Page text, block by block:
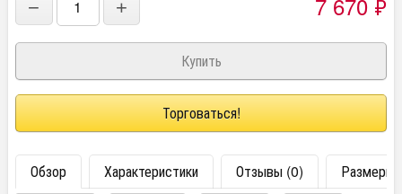
− +
Торговаться!
Обзор Характеристики Отзывы (0) Размеры